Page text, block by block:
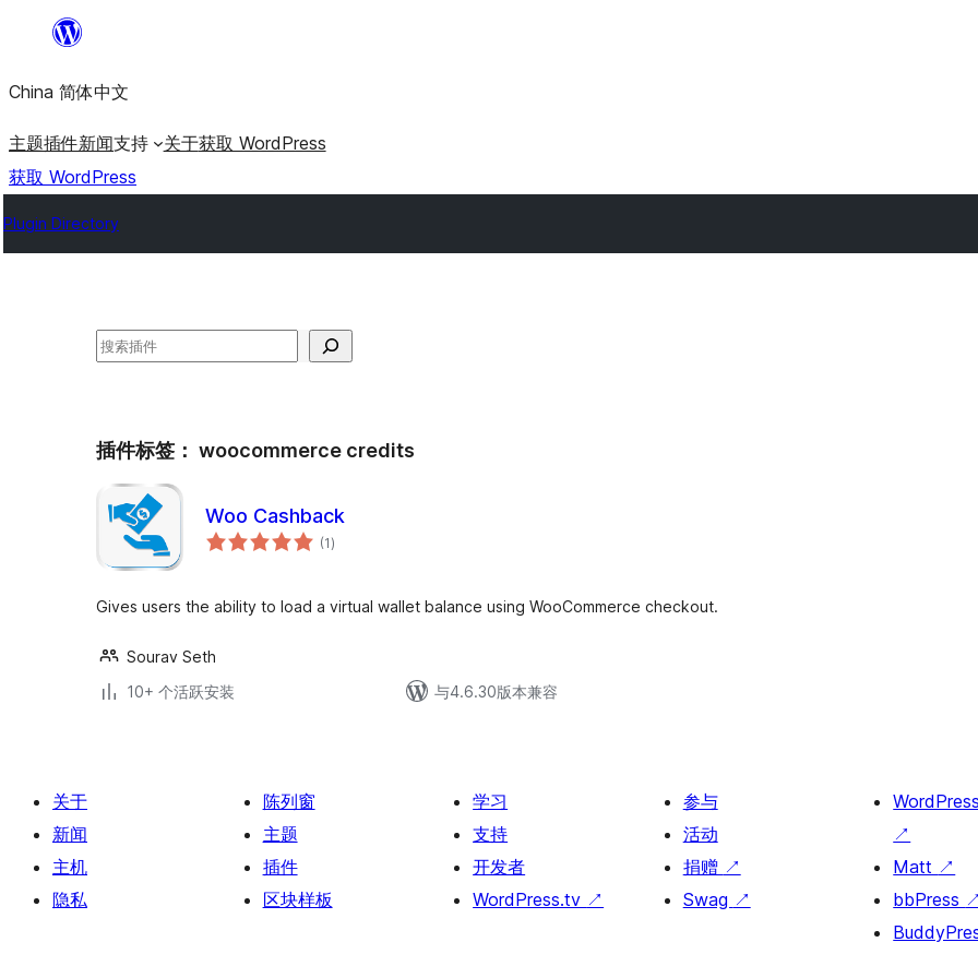
内
容
China 简体中文
主题插件新闻支持 关于获取 WordPress
获取 WordPress
Plugin Directory
搜
插件标签： woocommerce credits
Woo Cashback
(1总
评)
Gives users the ability to load a virtual wallet balance using WooCommerce checkout.
Sourav Seth
10+ 个活跃安装
与4.6.30版本兼容
关于
新闻
主机
隐私
陈列窗
主题
插件
区块样板
学习
支持
开发者
WordPress.tv ↗
参与
活动
捐赠 ↗
Swag ↗
↗
Matt ↗
bbPress ↗